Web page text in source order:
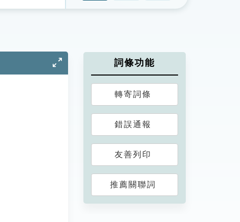
詞條功能
轉寄詞條
錯誤通報
友善列印
推薦關聯詞